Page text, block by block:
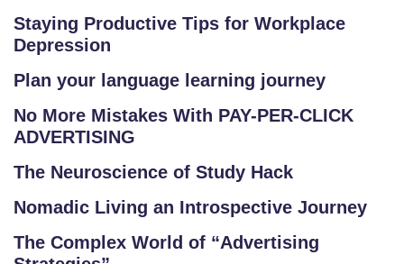
Staying Productive Tips for Workplace
Depression
Plan your language learning journey
No More Mistakes With PAY-PER-CLICK
ADVERTISING
The Neuroscience of Study Hack
Nomadic Living an Introspective Journey
The Complex World of “Advertising